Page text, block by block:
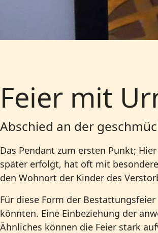
Feier mit
Abschied an der
Das Pendant zum ersten Punkt;
später erfolgt, hat oft mit
den Wohnort der Kinder des
Für diese Form der
könnten. Eine Einbeziehung der
Ähnliches können die Feier stark